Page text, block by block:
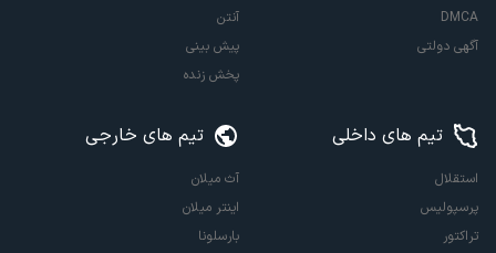
DMCA
آگهی دولتی
آنتن
پیش بینی
پخش زنده
تیم های داخلی
استقلال
پرسپولیس
تراکتور
تیم های خارجی
آث میلان
اینتر میلان
بارسلونا